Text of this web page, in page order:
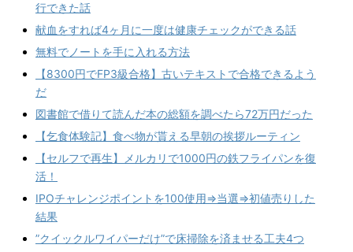
行できた話
献血をすれば4ヶ月に一度は健康チェックができる話
無料でノートを手に入れる方法
【8300円でFP3級合格】古いテキストで合格できるよう
だ
図書館で借りて読んだ本の総額を調べたら72万円だった
【乞食体験記】食べ物が貰える早朝の挨拶ルーティン
【セルフで再生】メルカリで1000円の鉄フライパンを復
活！
IPOチャレンジポイントを100使用⇒当選⇒初値売りした
結果
”クイックルワイパーだけ”で床掃除を済ませる工夫4つ